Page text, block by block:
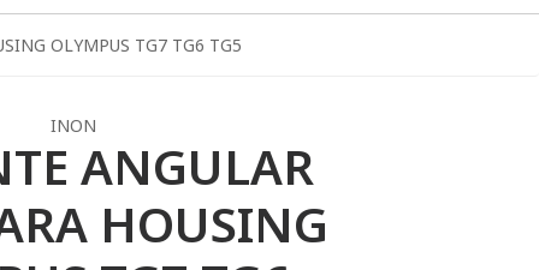
OLYMPUS TG7 TG6 TG5
INON
ANGULAR
HOUSING